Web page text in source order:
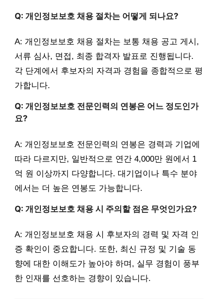
Q: 개인정보보호 채용 절차는 어떻게 되나요?
A: 개인정보보호 채용 절차는 보통 채용 공고 게시,
서류 심사, 면접, 최종 합격자 발표로 진행됩니다.
각 단계에서 후보자의 자격과 경험을 종합적으로 평
가합니다.
Q: 개인정보보호 전문인력의 연봉은 어느 정도인가
요?
A: 개인정보보호 전문인력의 연봉은 경력과 기업에
따라 다르지만, 일반적으로 연간 4,000만 원에서 1
억 원 이상까지 다양합니다. 대기업이나 특수 분야
에서는 더 높은 연봉도 가능합니다.
Q: 개인정보보호 채용 시 주의할 점은 무엇인가요?
A: 개인정보보호 채용 시 후보자의 경력 및 자격 인
증 확인이 중요합니다. 또한, 최신 규정 및 기술 동
향에 대한 이해도가 높아야 하며, 실무 경험이 풍부
한 인재를 선호하는 경향이 있습니다.